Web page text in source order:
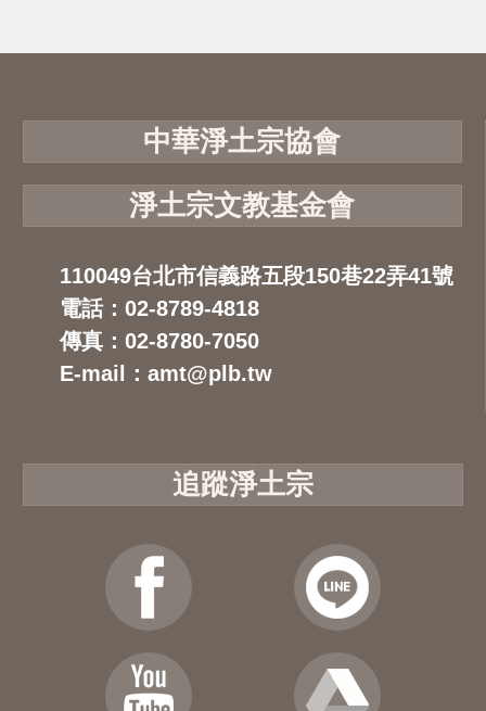
中華淨土宗協會
淨土宗文教基金會
110049台北市信義路五段150巷22弄41號
電話：02-8789-4818
傳真：02-8780-7050
E-mail：amt@plb.tw
追蹤淨土宗